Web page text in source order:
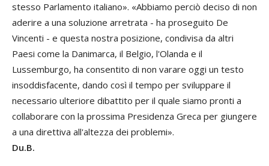
stesso Parlamento italiano». «Abbiamo perciò deciso di non
aderire a una soluzione arretrata - ha proseguito De
Vincenti - e questa nostra posizione, condivisa da altri
Paesi come la Danimarca, il Belgio, l'Olanda e il
Lussemburgo, ha consentito di non varare oggi un testo
insoddisfacente, dando così il tempo per sviluppare il
necessario ulteriore dibattito per il quale siamo pronti a
collaborare con la prossima Presidenza Greca per giungere
a una direttiva all'altezza dei problemi».
Du.B.